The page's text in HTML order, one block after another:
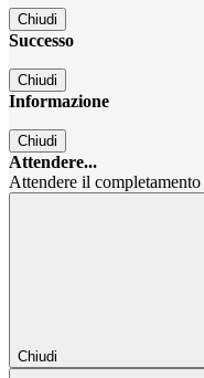
Chiudi
Successo
Chiudi
Informazione
Chiudi
Attendere...
Attendere il
Chiudi